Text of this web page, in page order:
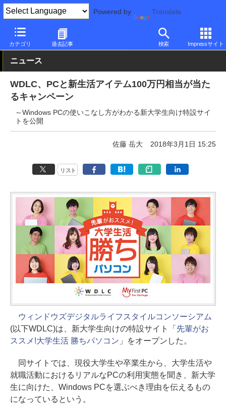
Powered by Translate
カテゴリ 過去記事 検索 Impressサイト
PC Watch 市場 動向
ニュース
WDLC、PCと新生活アイテム100万円相当が当た
るキャンペーン
～Windows PCの使いこなし方がわかる新大学生向け特設サイ
トを公開
佐藤 岳大 2018年3月1日 15:25
リスト
ウィンドウズデジタルライフスタイルコンソーシアム
(以下WDLC)は、新大学生向けの特設サイト「 先輩がお
ススメ!大学生活 勝ちパソコン 」をオープンした。
同サイトでは、現役大学生や卒業生から、大学生活や
就職活動におけるリアルなPCの利用実態を聞き、新大学
生に向けた、Windows PCを選ぶべき理由を伝えるもの
になっているという。